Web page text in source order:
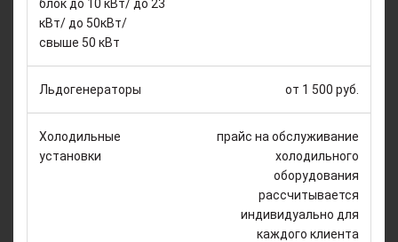
блок до 10 кВт/ до 23
кВт/ до 50кВт/
свыше 50 кВт
Льдогенераторы от 1 500 руб.
Холодильные
установки
прайс на обслуживание
холодильного
оборудования
рассчитывается
индивидуально для
каждого клиента